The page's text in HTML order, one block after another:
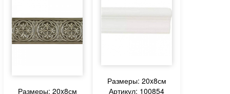
Размеры: 20x8см
Размеры: 20x8см
Артикул: 100854